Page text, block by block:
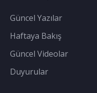
Güncel Yazılar
Haftaya Bakış
Güncel Videolar
Duyurular